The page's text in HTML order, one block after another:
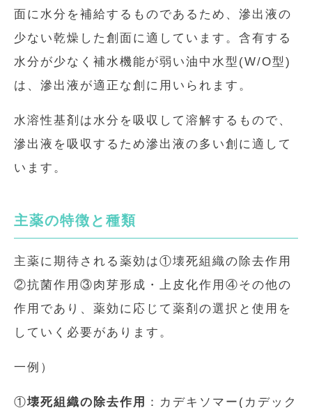
面に水分を補給するものであるため、滲出液の
少ない乾燥した創面に適しています。含有する
水分が少なく補水機能が弱い油中水型(W/O型)
は、滲出液が適正な創に用いられます。
水溶性基剤は水分を吸収して溶解するもので、
滲出液を吸収するため滲出液の多い創に適して
います。
主薬の特徴と種類
主薬に期待される薬効は①壊死組織の除去作用
②抗菌作用③肉芽形成・上皮化作用④その他の
作用であり、薬効に応じて薬剤の選択と使用を
していく必要があります。
一例）
①壊死組織の除去作用 ：カデキソマー(カデック